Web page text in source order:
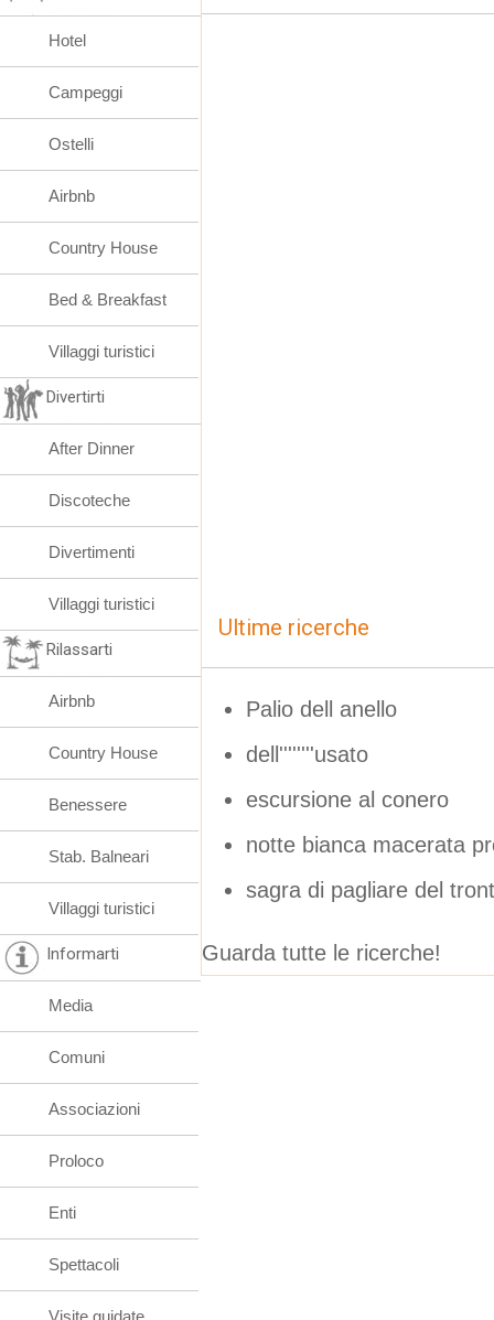
Ultime ricerche
Palio dell anello
dell''''''''usato
escursione al conero
notte bianca macerata
sagra di pagliare del
Guarda tutte le ricerche!
Hotel
Campeggi
Ostelli
Airbnb
Country House
Bed & Breakfast
Villaggi turistici
Divertirti
After Dinner
Discoteche
Divertimenti
Villaggi turistici
Rilassarti
Airbnb
Country House
Benessere
Stab. Balneari
Villaggi turistici
Informarti
Media
Comuni
Associazioni
Proloco
Enti
Spettacoli
Visite guidate